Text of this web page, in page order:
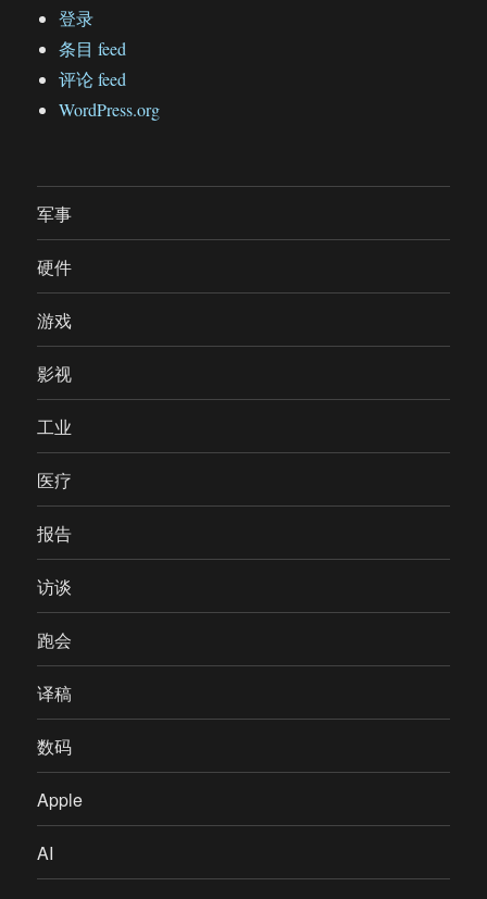
登录
条目 feed
评论 feed
WordPress.org
军事
硬件
游戏
影视
工业
医疗
报告
访谈
跑会
译稿
数码
Apple
AI